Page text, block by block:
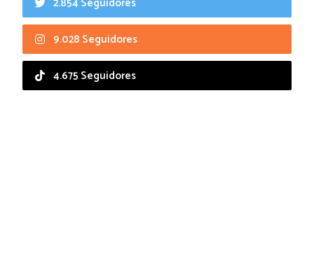
9.028 Seguidores
4.675 Seguidores